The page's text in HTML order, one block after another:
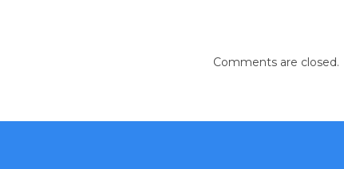
Comments are closed.